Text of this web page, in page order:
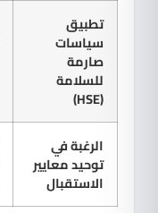
تطبيق
سياسات
صارمة
للسلامة
(HSE)
الرغبة في
توحيد معايير
الاستقبال